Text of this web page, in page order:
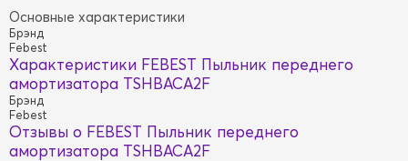
Основные характеристики
Брэнд
Febest
Характеристики FEBEST Пыльник переднего
амортизатора TSHBACA2F
Брэнд
Febest
Отзывы о FEBEST Пыльник переднего
амортизатора TSHBACA2F